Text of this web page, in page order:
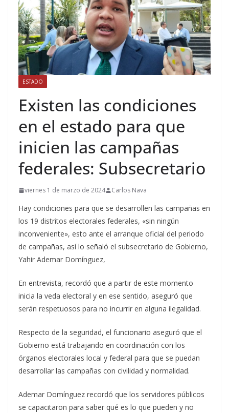
ESTADO
Existen las condiciones
en el estado para que
inicien las campañas
federales: Subsecretario
viernes 1 de marzo de 2024 Carlos Nava
Hay condiciones para que se desarrollen las campañas en
los 19 distritos electorales federales, «sin ningún
inconveniente», esto ante el arranque oficial del periodo
de campañas, así lo señaló el subsecretario de Gobierno,
Yahir Ademar Domínguez,
En entrevista, recordó que a partir de este momento
inicia la veda electoral y en ese sentido, aseguró que
serán respetuosos para no incurrir en alguna ilegalidad.
Respecto de la seguridad, el funcionario aseguró que el
Gobierno está trabajando en coordinación con los
órganos electorales local y federal para que se puedan
desarrollar las campañas con civilidad y normalidad.
Ademar Domínguez recordó que los servidores públicos
se capacitaron para saber qué es lo que pueden y no